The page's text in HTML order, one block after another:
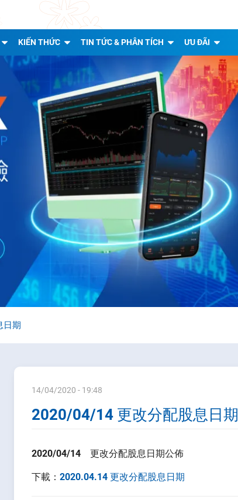
KIẾN THỨC TIN TỨC & PHÂN TÍCH ƯU ĐÃI
日期
14/04/2020 - 19:48
2020/04/14 更改分配股息日期
2020/04/14 更改分配股息日期公佈
下載：2020.04.14 更改分配股息日期